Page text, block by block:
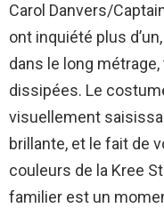
Carol Danvers/
ont inquiété plus
dans le long
dissipées. Le
visuellement
brillante, et le fait de
couleurs de la Kree
familier est un